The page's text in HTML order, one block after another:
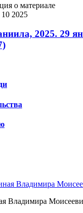
о материале
2025
2025. 29
Владимира